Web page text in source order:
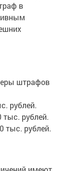
в
штрафов
рублей.
рублей.
тыс. рублей.